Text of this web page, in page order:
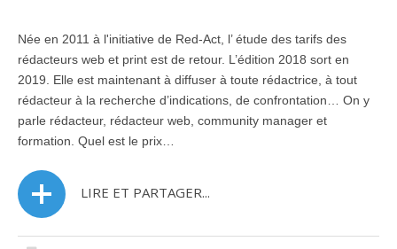
Née en 2011 à l'initiative de Red-Act, l’ étude des tarifs des
rédacteurs web et print est de retour. L’édition 2018 sort en
2019. Elle est maintenant à diffuser à toute rédactrice, à tout
rédacteur à la recherche d’indications, de confrontation… On y
parle rédacteur, rédacteur web, community manager et
formation. Quel est le prix…
LIRE ET PARTAGER...